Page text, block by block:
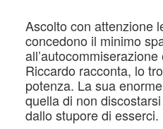
Ascolto con attenzione
concedono il minimo
Riccardo racconta, lo
potenza. La sua
quella di non
dallo stupore di esserci.